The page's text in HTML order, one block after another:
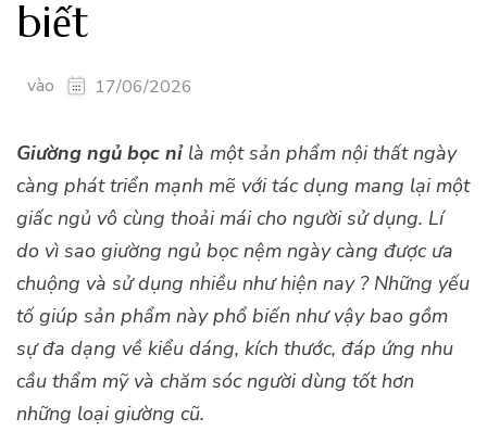
biết
vào 17/06/2026
Giường ngủ bọc nỉ là một sản phẩm nội thất ngày
càng phát triển mạnh mẽ với tác dụng mang lại một
giấc ngủ vô cùng thoải mái cho người sử dụng. Lí
do vì sao giường ngủ bọc nệm ngày càng được ưa
chuộng và sử dụng nhiều như hiện nay ? Những yếu
tố giúp sản phẩm này phổ biến như vậy bao gồm
sự đa dạng về kiểu dáng, kích thước, đáp ứng nhu
cầu thẩm mỹ và chăm sóc người dùng tốt hơn
những loại giường cũ.